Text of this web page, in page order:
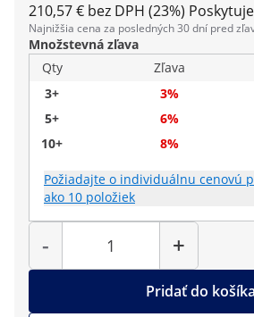
210,57 € bez DPH (23%)
Najnižšia cena za posledných 30 dní pred
Množstevná zľava
Qty
Zľava
3+
3%
5+
6%
10+
8%
Požiadajte o individuálnu cenovú
ako 10 položiek
-
Množstvo
+
Pridať do košíka